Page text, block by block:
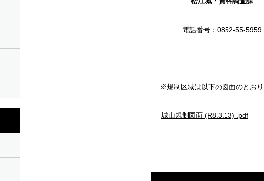
電話番号：0852-55-5959
※規制区域は以下の図面のとお
城山規制図面 (R8.3.13) .pdf